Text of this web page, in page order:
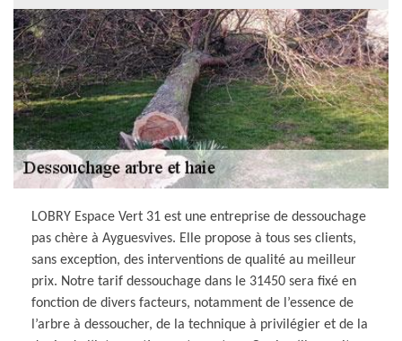
LOBRY Espace Vert 31 est une entreprise de dessouchage
pas chère à Ayguesvives. Elle propose à tous ses clients,
sans exception, des interventions de qualité au meilleur
prix. Notre tarif dessouchage dans le 31450 sera fixé en
fonction de divers facteurs, notamment de l’essence de
l’arbre à dessoucher, de la technique à privilégier et de la